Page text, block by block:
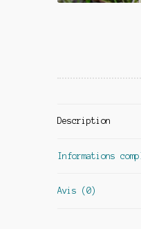
Description
Informations
Avis (0)